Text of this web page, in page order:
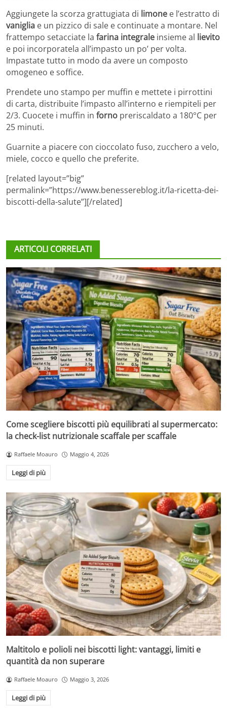
Aggiungete la scorza grattugiata di limone e l’estratto di
vaniglia e un pizzico di sale e continuate a montare. Nel
frattempo setacciate la farina integrale insieme al lievito
e poi incorporatela all’impasto un po’ per volta.
Impastate tutto in modo da avere un composto
omogeneo e soffice.
Prendete uno stampo per muffin e mettete i pirrottini
di carta, distribuite l’impasto all’interno e riempiteli per
2/3. Cuocete i muffin in forno preriscaldato a 180°C per
25 minuti.
Guarnite a piacere con cioccolato fuso, zucchero a velo,
miele, cocco e quello che preferite.
[related layout=”big”
permalink=”https://www.benessereblog.it/la-ricetta-dei-
biscotti-della-salute”][/related]
ARTICOLI CORRELATI
Come scegliere biscotti più equilibrati al supermercato:
la check-list nutrizionale scaffale per scaffale
Raffaele Moauro Maggio 4, 2026
Leggi di più
Maltitolo e polioli nei biscotti light: vantaggi, limiti e
quantità da non superare
Raffaele Moauro Maggio 3, 2026
Leggi di più